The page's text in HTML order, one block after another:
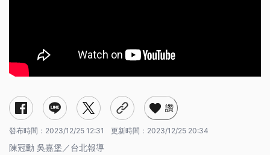
讚
發布時間： 2023/12/25 12:31 更新時間： 2023/12/25 20:34
陳冠勳 吳嘉堡／台北報導